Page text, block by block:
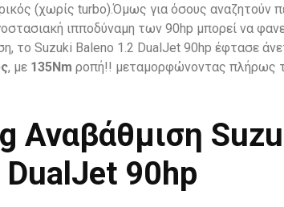
(χωρίς turbo).Όμως για όσους αναζητούν
ιπποδύναμη των 90hp μπορεί να
το Suzuki Baleno 1.2 DualJet 90hp έφτασε
, με 135Nm ροπή!! μεταμορφώνοντας πλήρως
Αναβάθμιση
90hp